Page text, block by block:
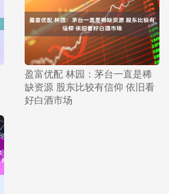
盈富优配 林园：茅台一直是稀
缺资源 股东比较有信仰 依旧看
好白酒市场